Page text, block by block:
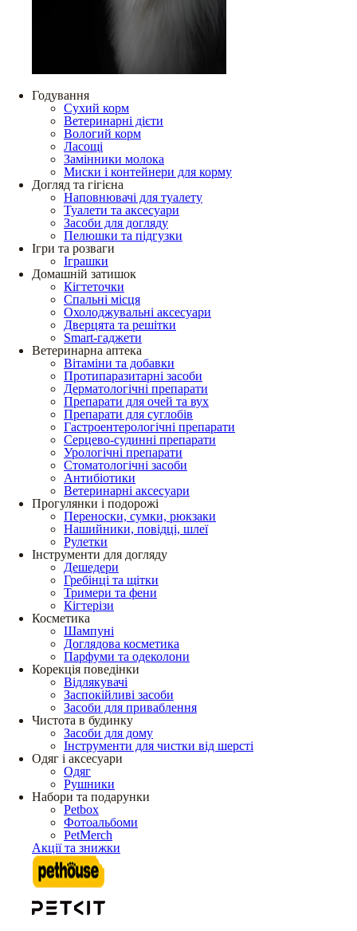
Годування
Сухий корм
Ветеринарні дієти
Вологий корм
Ласощі
Замінники молока
Миски і контейнери для корму
Догляд та гігієна
Наповнювачі для туалету
Туалети та аксесуари
Засоби для догляду
Пелюшки та підгузки
Ігри та розваги
Іграшки
Домашній затишок
Кігтеточки
Спальні місця
Охолоджувальні аксесуари
Дверцята та решітки
Smart-гаджети
Ветеринарна аптека
Вітаміни та добавки
Протипаразитарні засоби
Дерматологічні препарати
Препарати для очей та вух
Препарати для суглобів
Гастроентерологічні препарати
Серцево-судинні препарати
Урологічні препарати
Стоматологічні засоби
Антибіотики
Ветеринарні аксесуари
Прогулянки і подорожі
Переноски, сумки, рюкзаки
Нашийники, повідці, шлеї
Рулетки
Інструменти для догляду
Дешедери
Гребінці та щітки
Тримери та фени
Кігтерізи
Косметика
Шампуні
Доглядова косметика
Парфуми та одеколони
Корекція поведінки
Відлякувачі
Заспокійливі засоби
Засоби для приваблення
Чистота в будинку
Засоби для дому
Інструменти для чистки від шерсті
Одяг і аксесуари
Одяг
Рушники
Набори та подарунки
Petbox
Фотоальбоми
PetMerch
Акції та знижки